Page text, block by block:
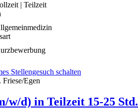
| Teilzeit
Stellengesuch schalten
Friese/Egen
w/d) in Teilzeit 15-25